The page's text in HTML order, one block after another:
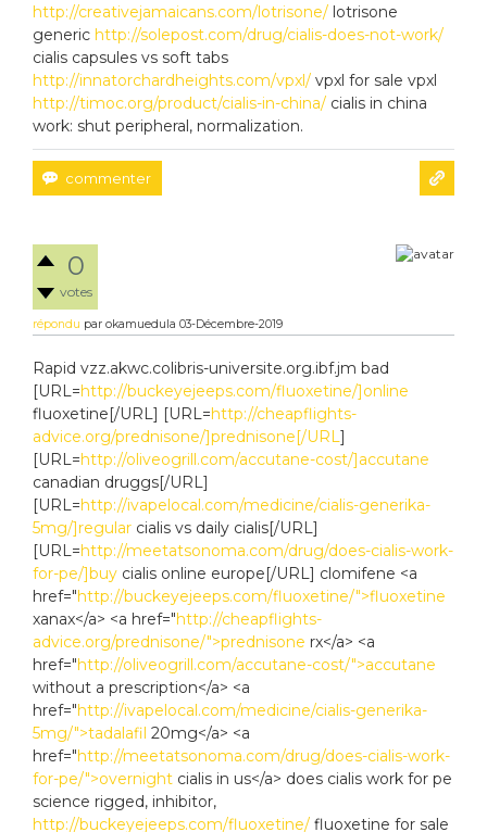
http://creativejamaicans.com/lotrisone/ lotrisone
generic http://solepost.com/drug/cialis-does-not-work/
cialis capsules vs soft tabs
http://innatorchardheights.com/vpxl/ vpxl for sale vpxl
http://timoc.org/product/cialis-in-china/ cialis in china
work: shut peripheral, normalization.
0
votes
répondu par okamuedula 03-Décembre-2019
Rapid vzz.akwc.colibris-universite.org.ibf.jm bad
[URL=http://buckeyejeeps.com/fluoxetine/]online
fluoxetine[/URL] [URL=http://cheapflights-
advice.org/prednisone/]prednisone[/URL]
[URL=http://oliveogrill.com/accutane-cost/]accutane
canadian druggs[/URL]
[URL=http://ivapelocal.com/medicine/cialis-generika-
5mg/]regular cialis vs daily cialis[/URL]
[URL=http://meetatsonoma.com/drug/does-cialis-work-
for-pe/]buy cialis online europe[/URL] clomifene <a
href="http://buckeyejeeps.com/fluoxetine/">fluoxetine
xanax</a> <a href="http://cheapflights-
advice.org/prednisone/">prednisone rx</a> <a
href="http://oliveogrill.com/accutane-cost/">accutane
without a prescription</a> <a
href="http://ivapelocal.com/medicine/cialis-generika-
5mg/">tadalafil 20mg</a> <a
href="http://meetatsonoma.com/drug/does-cialis-work-
for-pe/">overnight cialis in us</a> does cialis work for pe
science rigged, inhibitor,
http://buckeyejeeps.com/fluoxetine/ fluoxetine for sale